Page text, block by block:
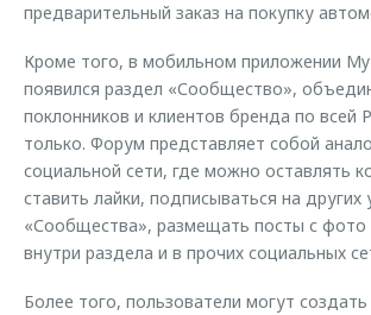
предварительный заказ на покупку
Кроме того, в мобильном приложении
появился раздел «Сообщество»,
поклонников и клиентов бренда по всей
только. Форум представляет собой
социальной сети, где можно оставлять
ставить лайки, подписываться на других
«Сообщества», размещать посты с фото
внутри раздела и в прочих социальных
Более того, пользователи могут